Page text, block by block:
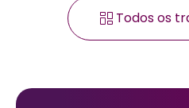
Todos os